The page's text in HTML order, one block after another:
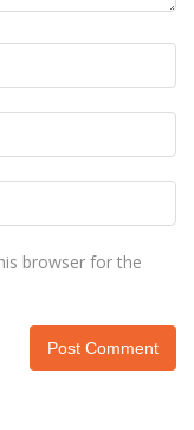
browser for the